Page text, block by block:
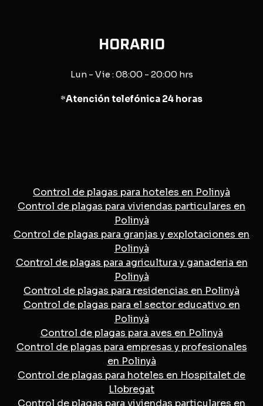
HORARIO
Lun - Vie : 08:00 - 20:00 hrs
*Atención telefónica 24 horas
Control de plagas para hoteles en Polinyà
Control de plagas para viviendas particulares en
Polinyà
Control de plagas para granjas y explotaciones en
Polinyà
Control de plagas para agricultura y ganaderia en
Polinyà
Control de plagas para residencias en Polinyà
Control de plagas para el sector educativo en
Polinyà
Control de plagas para aves en Polinyà
Control de plagas para empresas y profesionales
en Polinyà
Control de plagas para hoteles en Hospitalet de
Llobregat
Control de plagas para viviendas particulares en